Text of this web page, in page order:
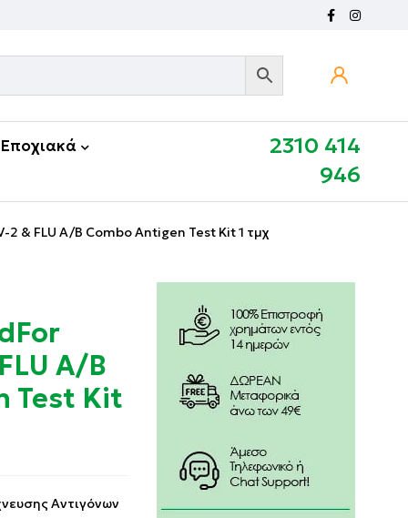
Εποχιακά
2310 414
946
2 & FLU A/B Combo Antigen Test Kit 1 τμχ
A/B
Test Kit
Αντιγόνων